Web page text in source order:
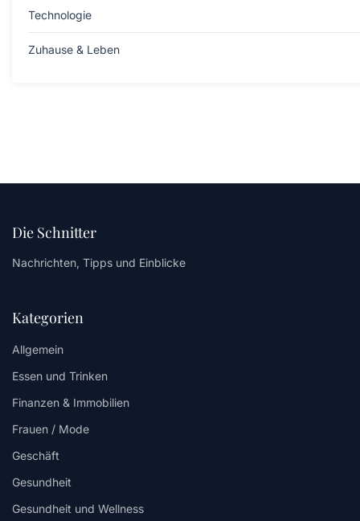
Technologie
Zuhause & Leben
Die Schnitter
Nachrichten, Tipps und Einblicke
Kategorien
Allgemein
Essen und Trinken
Finanzen & Immobilien
Frauen / Mode
Geschäft
Gesundheit
Gesundheit und Wellness